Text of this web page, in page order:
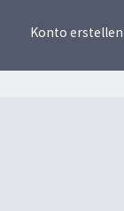
Konto erstellen